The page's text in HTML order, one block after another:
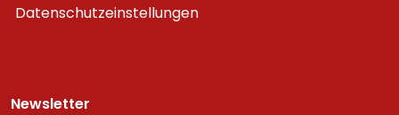
Datenschutzeinstellungen
Newsletter